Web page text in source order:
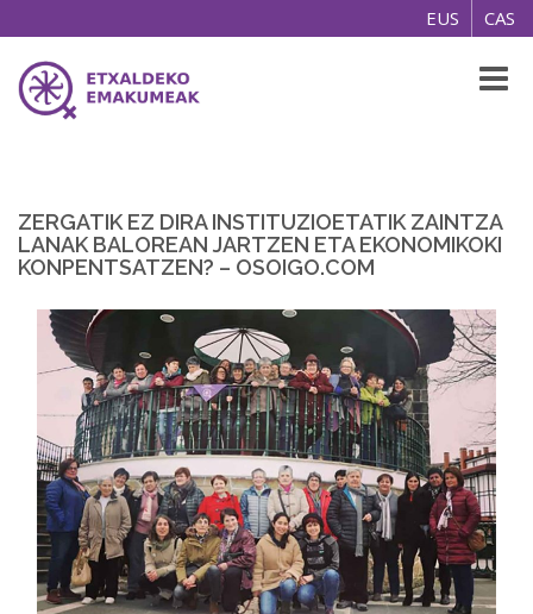
EUS CAS
ZERGATIK EZ DIRA INSTITUZIOETATIK ZAINTZA
LANAK BALOREAN JARTZEN ETA EKONOMIKOKI
KONPENTSATZEN? – OSOIGO.COM